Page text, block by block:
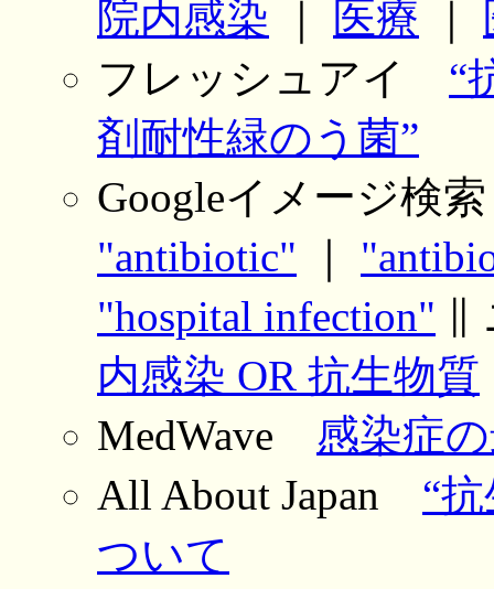
院内感染
医療
フレッシュアイ “
剤耐性緑のう菌”
Googleイメージ検
"antibiotic"
"hospital infection"
内感染 OR 抗生物質
MedWave 感染症
All About Japan “
ついて